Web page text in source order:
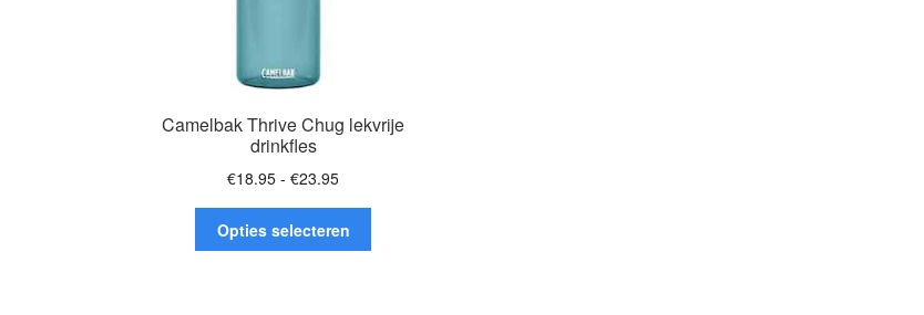
Camelbak Thrive Chug lekvrije
drinkfles
€18.95 - €23.95Prijsklasse:
tot
€23.95
Opties selecteren